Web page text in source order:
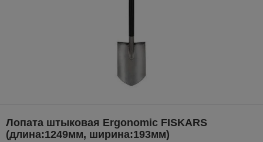
Лопата штыковая Ergonomic FISKARS
(длина:1249мм, ширина:193мм)